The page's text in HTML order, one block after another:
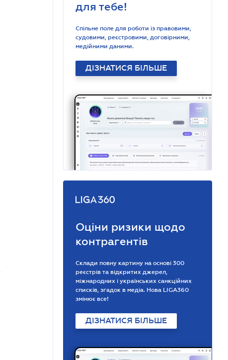
для тебе!
Спільне поле для роботи із правовими,
судовими, реєстровими, договірними,
медійними даними.
ДІЗНАТИСЯ БІЛЬШЕ
Оціни ризики щодо
контрагентів
Склади повну картину на основі 300
реєстрів та відкритих джерел,
міжнародних і українських санкційних
списків, згадок в медіа. Нова LIGA360
змінює все!
ДІЗНАТИСЯ БІЛЬШЕ